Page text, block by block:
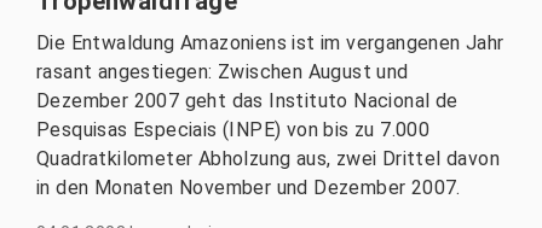
Die Entwaldung Amazoniens ist im vergangenen Jahr
rasant angestiegen: Zwischen August und
Dezember 2007 geht das Instituto Nacional de
Pesquisas Especiais (INPE) von bis zu 7.000
Quadratkilometer Abholzung aus, zwei Drittel davon
in den Monaten November und Dezember 2007.